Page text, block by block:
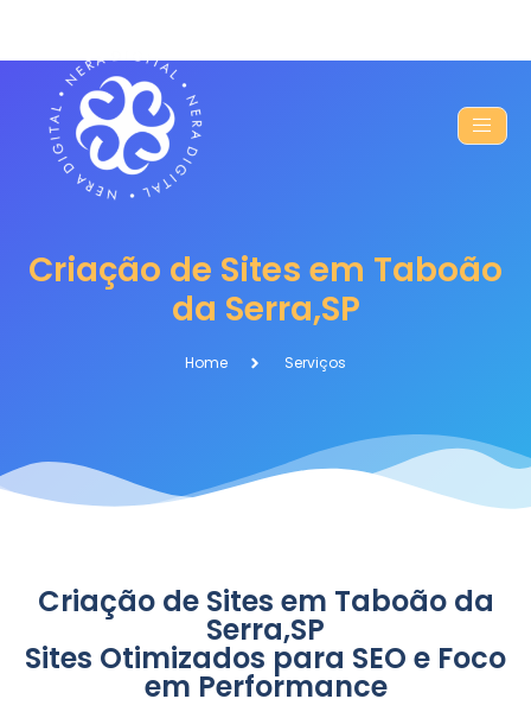
Criação de Sites em Taboão
da Serra,SP
Home Serviços
Criação de Sites em Taboão da
Serra,SP
Sites Otimizados para SEO e Foco
em Performance